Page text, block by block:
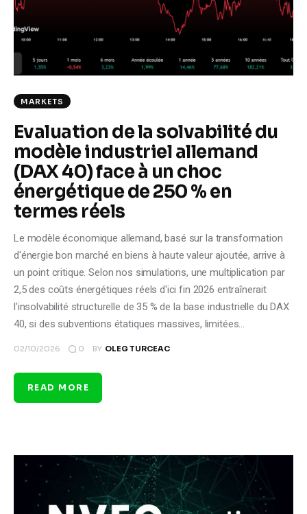
Markets
Tech
Shop
MARKETS
Evaluation de la solvabilité du
modèle industriel allemand
(DAX 40) face à un choc
énergétique de 250 % en
termes réels
Le modèle économique allemand, basé sur la transformation
d'énergie bon marché en biens à haute valeur ajoutée, arrive à
un point critique. Selon nos simulations, une multiplication par
2,5 des coûts énergétiques réels d'ici fin 2026 entraînerait
l'insolvabilité structurelle de 35 % de la base industrielle du DAX
40, si des subventions étatiques massives, limitées…
02/10/2026 0 BY OLEG TURCEAC
READ MORE